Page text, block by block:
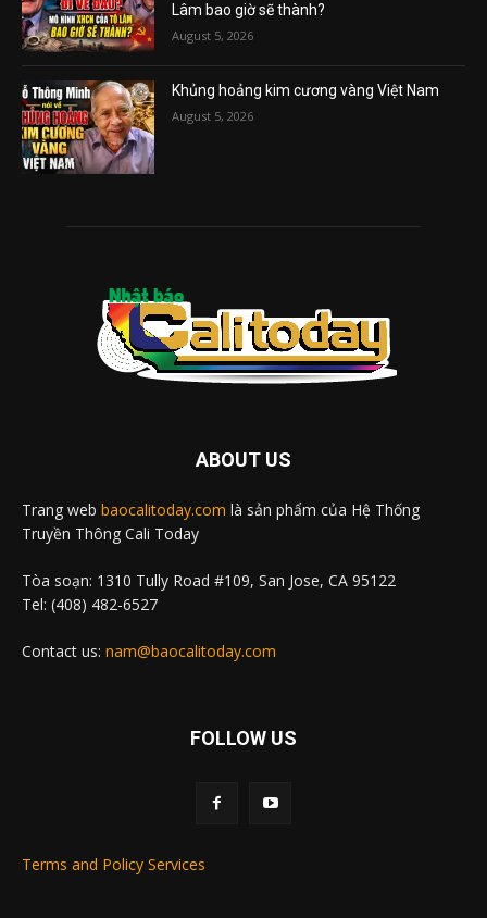
Lâm bao giờ sẽ thành?
August 5, 2026
Khủng hoảng kim cương vàng Việt Nam
August 5, 2026
ABOUT US
Trang web baocalitoday.com là sản phẩm của Hệ Thống
Truyền Thông Cali Today
Tòa soạn: 1310 Tully Road #109, San Jose, CA 95122
Tel: (408) 482-6527
Contact us: nam@baocalitoday.com
FOLLOW US
Terms and Policy Services